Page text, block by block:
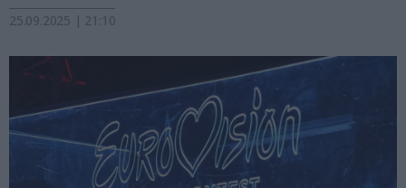
25.09.2025 | 21:10